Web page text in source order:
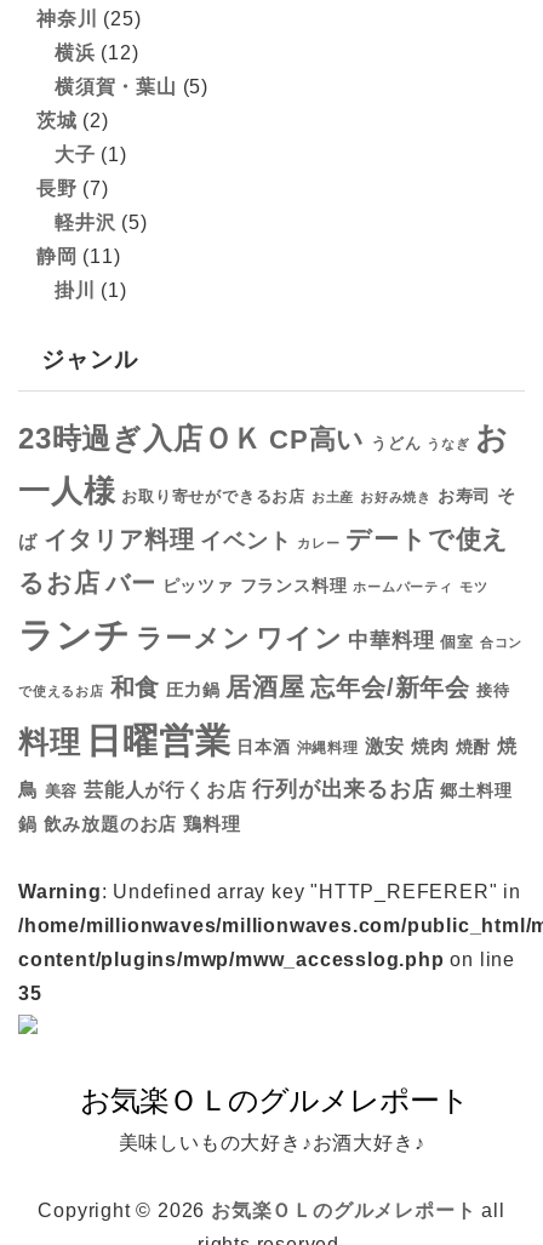
神奈川
(25)
横浜 (12)
横須賀・葉山 (5)
茨城 (2)
大子 (1)
長野 (7)
軽井沢 (5)
静岡 (11)
掛川
(1)
ジャンル
23時過ぎ入店ＯＫ CP高い うどん うなぎ お
一人様 お取り寄せができるお店 お土産 お好み焼き お寿司 そ
ば イタリア料理 イベント カレー デートで使え
るお店 バー ピッツァ フランス料理 ホームパーティ モツ
ランチ ラーメン ワイン 中華料理 個室 合コン
で使えるお店 和食 圧力鍋 居酒屋 忘年会/新年会 接待
料理 日曜営業 日本酒 沖縄料理 激安 焼肉 焼酎 焼
鳥 美容 芸能人が行くお店 行列が出来るお店 郷土料理
鍋 飲み放題のお店 鶏料理
Warning: Undefined array key "HTTP_REFERER" in
/home/millionwaves/millionwaves.com/public_html/
content/plugins/mwp/mww_accesslog.php on line
35
美味しいもの大好き♪お酒大好き♪
Copyright © 2026 お気楽ＯＬのグルメレポート all